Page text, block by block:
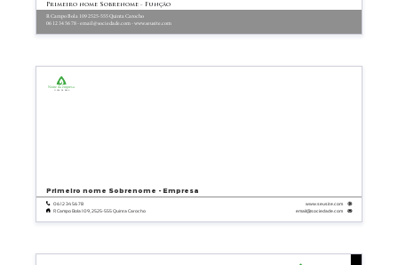
06 12 34 56 78 - email@sociedade.com - www.seusite.com
Primeiro nome Sobrenome - Função
R Campo Bola 109 2525-555 Quinta Carocho
www.seusite.com
email@sociedade.com
Primeiro nome Sobrenome - Empresa
06 12 34 56 78
R Campo Bola 109, 2525-555 Quinta Carocho
Nome da empresa
Linha de base